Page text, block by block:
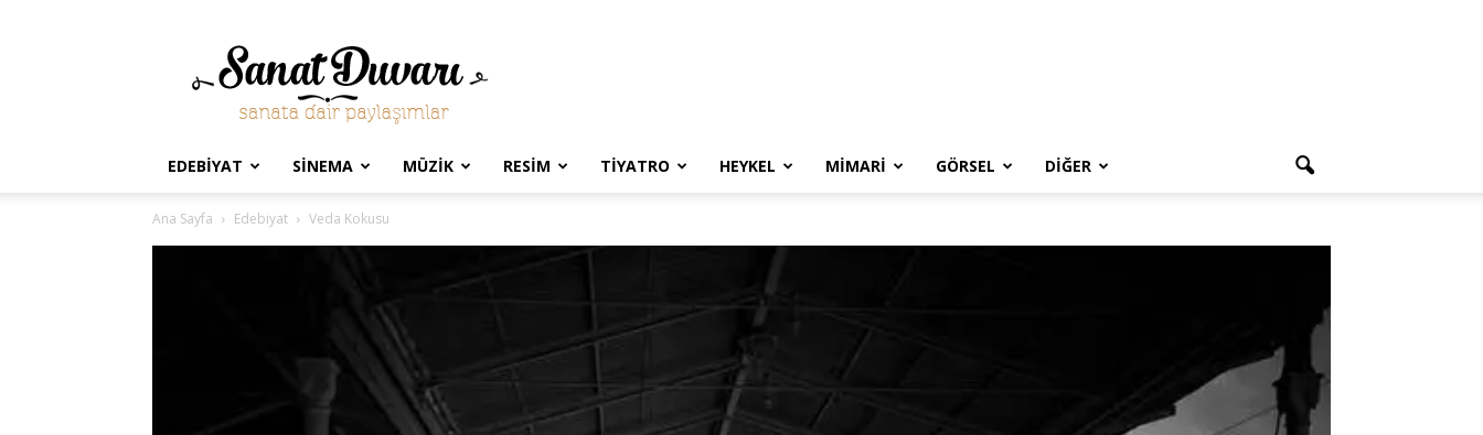
Sanat
Duvarı
EDEBIYAT SINEMA MÜZIK RESIM TIYATRO HEYKEL MIMARI GÖRSEL DIĞER
Ana Sayfa Edebiyat Veda Kokusu